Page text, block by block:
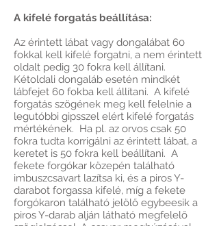
A kifelé forgatás beállítása:
Az érintett lábat vagy dongalábat 60
fokkal kell kifelé forgatni, a nem érintett
oldalt pedig 30 fokra kell állítani.
Kétoldali dongaláb esetén mindkét
lábfejet 60 fokba kell állítani. A kifelé
forgatás szögének meg kell felelnie a
legutóbbi gipsszel elért kifelé forgatás
mértékének. Ha pl. az orvos csak 50
fokra tudta korrigálni az érintett lábat, a
keretet is 50 fokra kell beállítani. A
fekete forgókar közepén található
imbuszcsavart lazítsa ki, és a piros Y-
darabot forgassa kifelé, míg a fekete
forgókaron található jelölő egybeesik a
piros Y-darab alján látható megfelelő